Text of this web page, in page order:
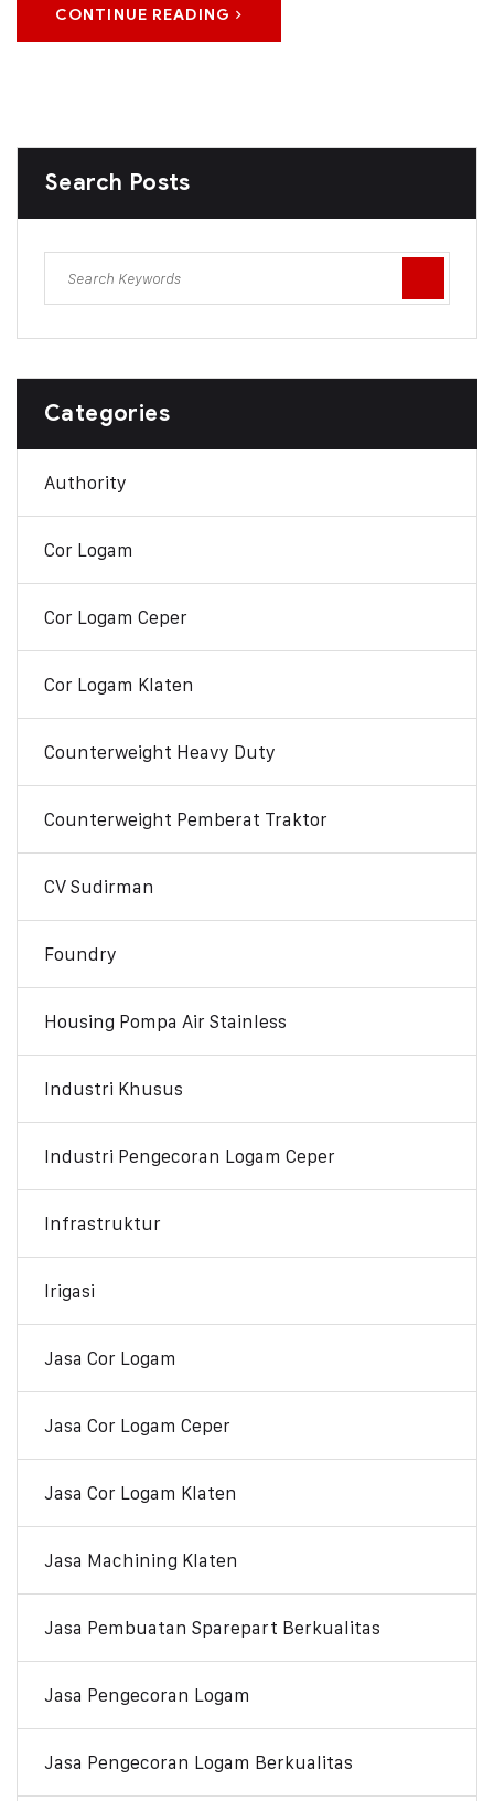
CONTINUE READING
Search Posts
Categories
Authority
Cor Logam
Cor Logam Ceper
Cor Logam Klaten
Counterweight Heavy Duty
Counterweight Pemberat Traktor
CV Sudirman
Foundry
Housing Pompa Air Stainless
Industri Khusus
Industri Pengecoran Logam Ceper
Infrastruktur
Irigasi
Jasa Cor Logam
Jasa Cor Logam Ceper
Jasa Cor Logam Klaten
Jasa Machining Klaten
Jasa Pembuatan Sparepart Berkualitas
Jasa Pengecoran Logam
Jasa Pengecoran Logam Berkualitas